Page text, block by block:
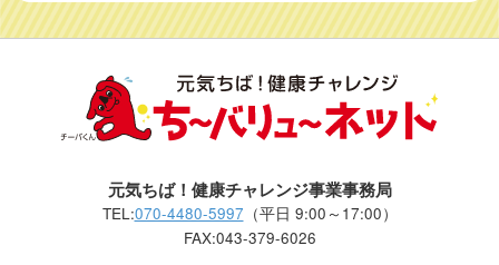
元気ちば！健康チャレンジ事業事務局
TEL:070-4480-5997 （平日 9:00～17:00）
FAX:043-379-6026